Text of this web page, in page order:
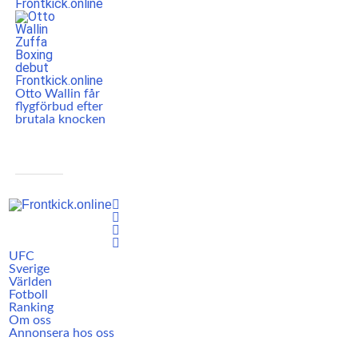
Otto Wallin får
flygförbud efter
brutala knocken
UFC
Sverige
Världen
Fotboll
Ranking
Om oss
Annonsera hos oss